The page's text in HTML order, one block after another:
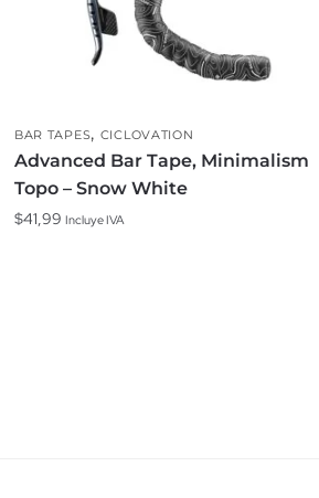
BAR TAPES, CICLOVATION
Advanced Bar Tape, Minimalism
Topo – Snow White
$41,99 Incluye IVA